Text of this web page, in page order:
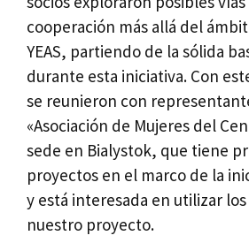
cooperación más allá del
YEAS, partiendo de la sólida
durante esta iniciativa. Con
se reunieron con
«Asociación de Mujeres del
sede en Bialystok, que tiene
proyectos en el marco de la
y está interesada en utilizar
nuestro proyecto.